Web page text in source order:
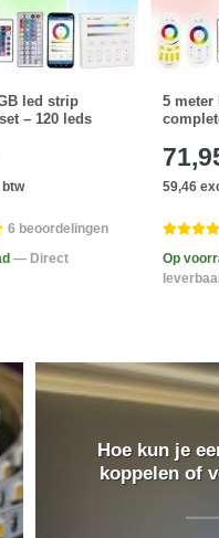
led strip
– 120 leds
btw
6 beoordelingen
— Direct
5 meter
59,46
Op
Hoe kun je
koppelen of